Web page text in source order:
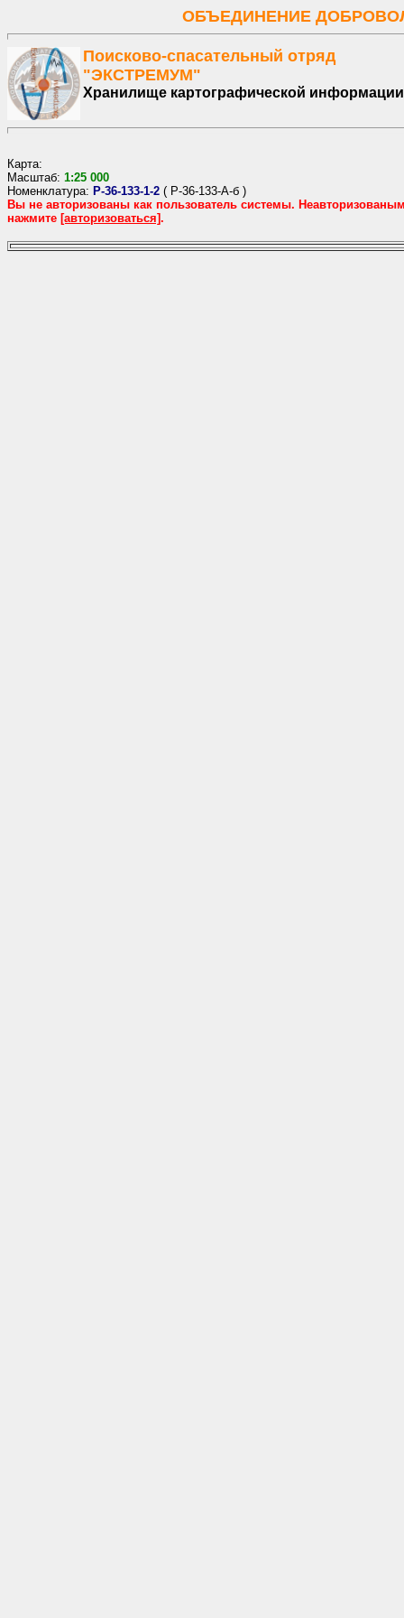
ОБЪЕДИНЕНИЕ
Поисково-спасательный отряд
"ЭКСТРЕМУМ"
Хранилище картографической информации
Карта:
Масштаб: 1:25 000
Номенклатура: P-36-133-1-2 ( P-36-133-А-б )
Вы не авторизованы как пользователь системы.
нажмите [авторизоваться].